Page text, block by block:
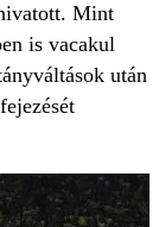
Mint
is vacakul
után